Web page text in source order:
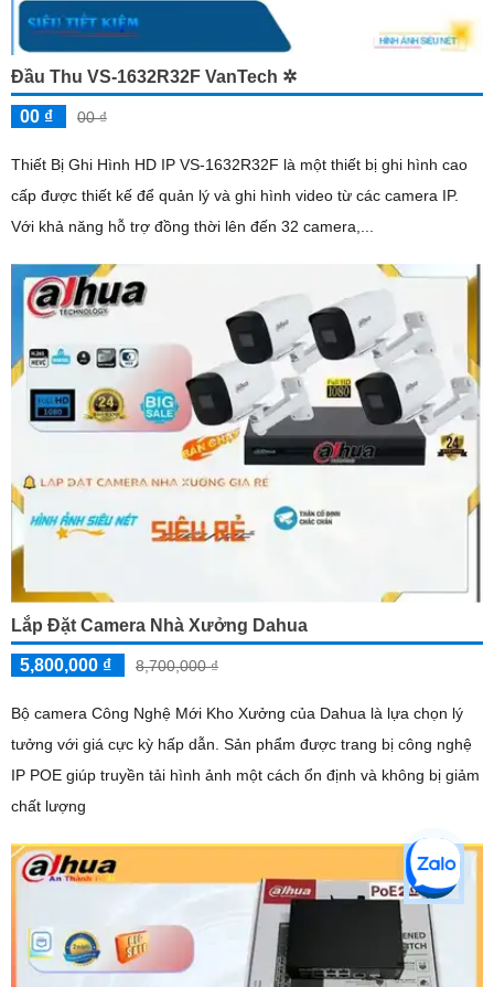
Đầu Thu VS-1632R32F VanTech ✲
00 ₫ 00 ₫
Thiết Bị Ghi Hình HD IP VS-1632R32F là một thiết bị ghi hình cao
cấp được thiết kế để quản lý và ghi hình video từ các camera IP.
Với khả năng hỗ trợ đồng thời lên đến 32 camera,...
Lắp Đặt Camera Nhà Xưởng Dahua
5,800,000 ₫ 8,700,000 ₫
Bộ camera Công Nghệ Mới Kho Xưởng của Dahua là lựa chọn lý
tưởng với giá cực kỳ hấp dẫn. Sản phẩm được trang bị công nghệ
IP POE giúp truyền tải hình ảnh một cách ổn định và không bị giảm
chất lượng